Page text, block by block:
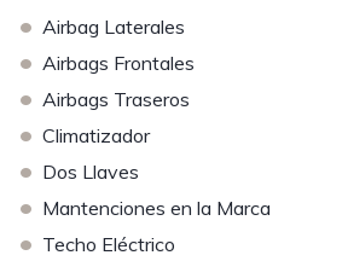
• Airbag Laterales
• Airbags Frontales
• Airbags Traseros
• Climatizador
• Dos Llaves
• Mantenciones en la Marca
• Techo Eléctrico